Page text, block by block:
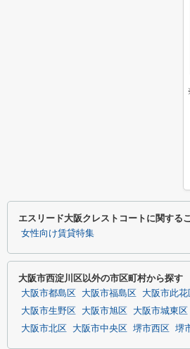
エスリード大阪クレストコートに関する
女性向け賃貸特集
大阪市西淀川区以外の市区町村から探す
大阪市都島区 大阪市福島区 大阪市此花
大阪市生野区
大阪市旭区 大阪市城東区
大阪市北区
大阪市中央区 堺市西区 堺